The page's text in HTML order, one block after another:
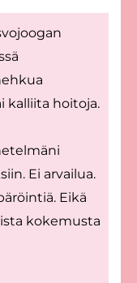
kalliita hoitoja.
Ei arvailua.
Eikä
kokemusta